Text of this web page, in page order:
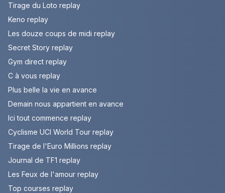
Tirage du Loto replay
Keno replay
Les douze coups de midi replay
Secret Story replay
Gym direct replay
C à vous replay
Plus belle la vie en avance
Demain nous appartient en avance
Ici tout commence replay
Cyclisme UCI World Tour replay
Tirage de l'Euro Millions replay
Journal de TF1 replay
Les Feux de l'amour replay
Top courses replay